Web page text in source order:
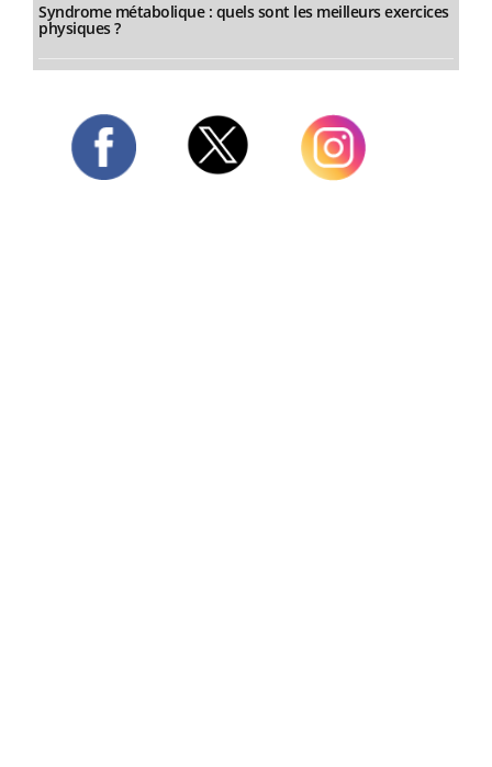
Syndrome métabolique : quels sont les meilleurs exercices
physiques ?